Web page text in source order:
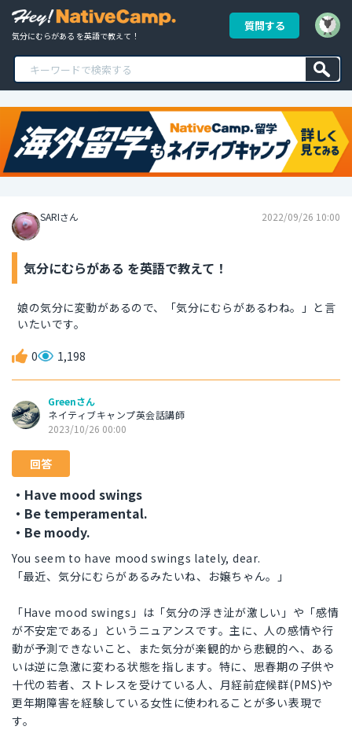
気分にむらがある を英語で教えて！
質問する
SARIさん 2022/09/26 10:00
気分にむらがある を英語で教えて！
娘の気分に変動があるので、「気分にむらがあるわね。」と言
いたいです。
0 1,198
Greenさん
ネイティブキャンプ英会話講師
2023/10/26 00:00
回答
・Have mood swings
・Be temperamental.
・Be moody.
You seem to have mood swings lately, dear.
「最近、気分にむらがあるみたいね、お嬢ちゃん。」
「Have mood swings」は「気分の浮き沚が激しい」や「感情
が不安定である」というニュアンスです。主に、人の感情や行
動が予測できないこと、また気分が楽観的から悲観的へ、ある
いは逆に急激に変わる状態を指します。特に、思春期の子供や
十代の若者、ストレスを受けている人、月経前症候群(PMS)や
更年期障害を経験している女性に使われることが多い表現で
す。